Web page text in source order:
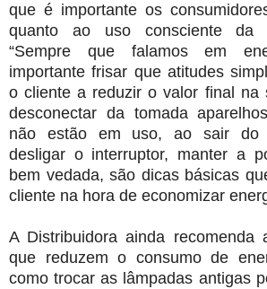
que é importante os
quanto ao uso consciente da
“Sempre que falamos em
importante frisar que atitudes
o cliente a reduzir o valor final na
desconectar da tomada
não estão em uso, ao sair do
desligar o interruptor, manter a
bem vedada, são dicas básicas
cliente na hora de economizar
A Distribuidora ainda recomenda
que reduzem o consumo de
como trocar as lâmpadas antigas